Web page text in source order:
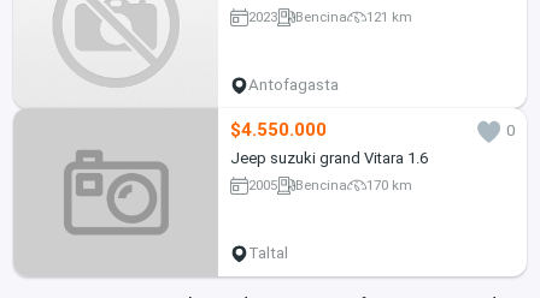
2023 Bencina 121 km
Antofagasta
$4.550.000
0
Jeep suzuki grand Vitara 1.6
2005 Bencina 170 km
Taltal